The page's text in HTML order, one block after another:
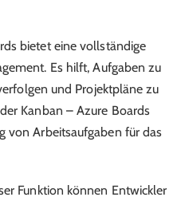
bietet eine vollständige
Es hilft, Aufgaben zu
und Projektpläne zu
Kanban – Azure Boards
von Arbeitsaufgaben für das
Funktion können Entwickler